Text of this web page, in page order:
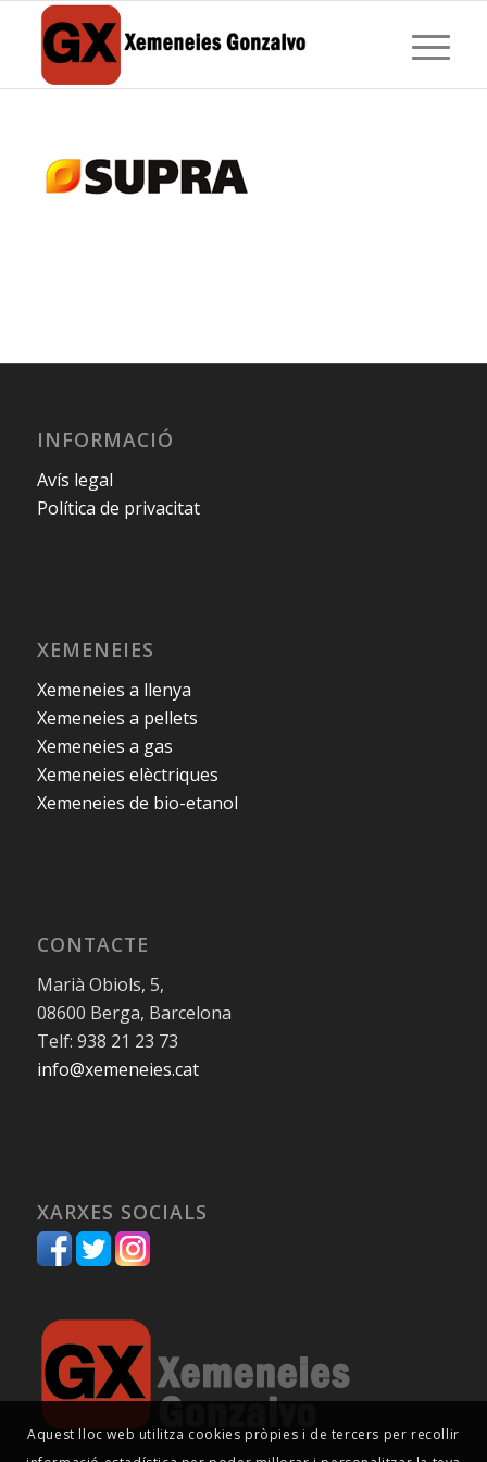
INFORMACIÓ
Avís legal
Política de privacitat
XEMENEIES
Xemeneies a llenya
Xemeneies a pellets
Xemeneies a gas
Xemeneies elèctriques
Xemeneies de bio-etanol
CONTACTE
Marià Obiols, 5,
08600 Berga, Barcelona
Telf: 938 21 23 73
info@xemeneies.cat
XARXES SOCIALS
Aquest lloc web utilitza cookies pròpies i de tercers per recollir